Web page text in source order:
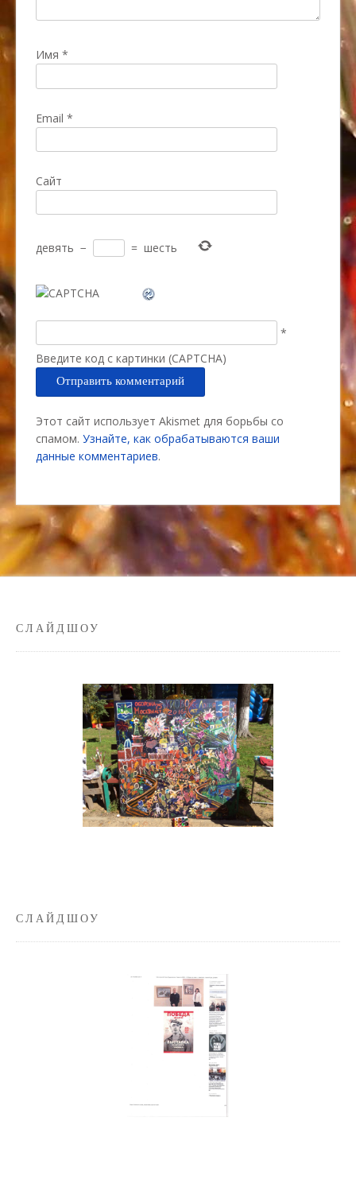
Имя *
Email *
Сайт
девять − = шесть
Введите код с картинки (CAPTCHA)
*
Этот сайт использует Akismet для борьбы со
спамом. Узнайте, как обрабатываются ваши
данные комментариев.
СЛАЙДШОУ
СЛАЙДШОУ